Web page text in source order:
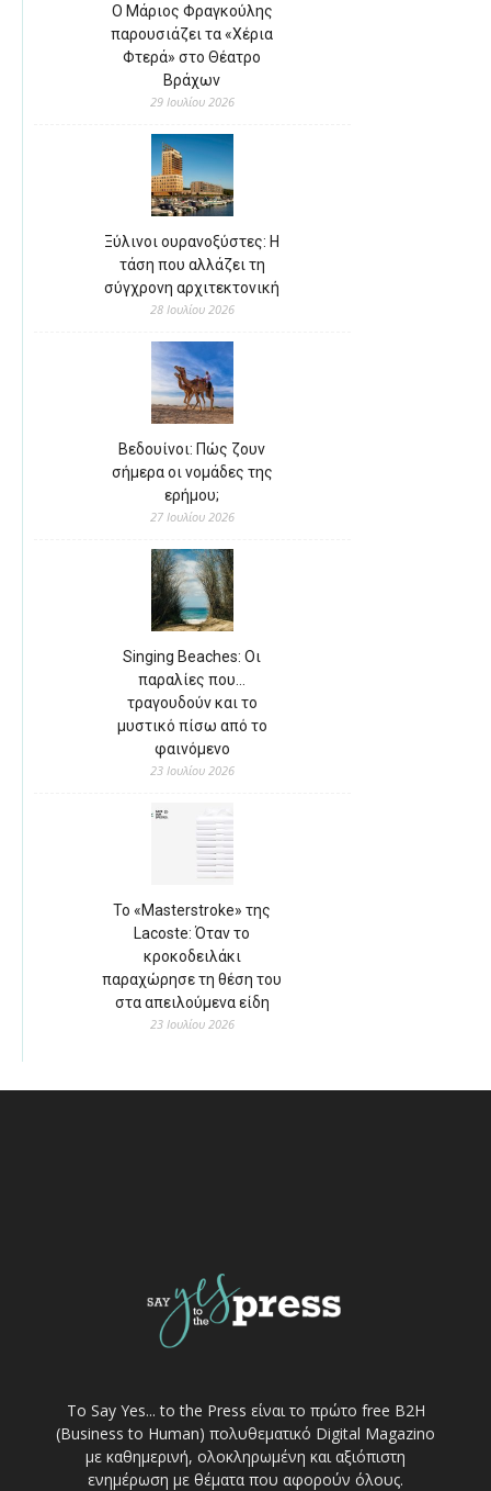
Ο Μάριος Φραγκούλης
παρουσιάζει τα «Χέρια
Φτερά» στο Θέατρο
Βράχων
29 Ιουλίου 2026
Ξύλινοι ουρανοξύστες: Η
τάση που αλλάζει τη
σύγχρονη αρχιτεκτονική
28 Ιουλίου 2026
Βεδουίνοι: Πώς ζουν
σήμερα οι νομάδες της
ερήμου;
27 Ιουλίου 2026
Singing Beaches: Οι
παραλίες που…
τραγουδούν και το
μυστικό πίσω από το
φαινόμενο
23 Ιουλίου 2026
Το «Masterstroke» της
Lacoste: Όταν το
κροκοδειλάκι
παραχώρησε τη θέση του
στα απειλούμενα είδη
23 Ιουλίου 2026
Το Say Yes... to the Press είναι το πρώτο free Β2Η
(Business to Human) πολυθεματικό Digital Magazino
με καθημερινή, ολοκληρωμένη και αξιόπιστη
ενημέρωση με θέματα που αφορούν όλους.